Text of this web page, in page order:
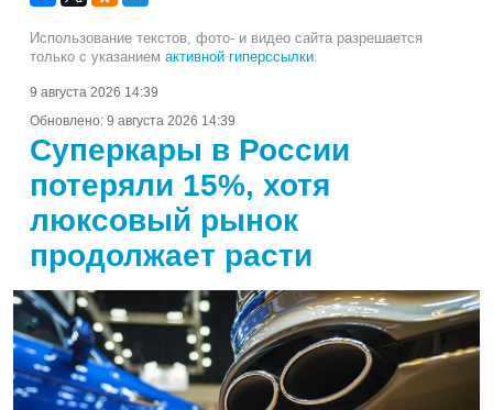
Использование текстов, фото- и видео сайта разрешается
только с указанием активной гиперссылки.
9 августа 2026 14:39
Обновлено: 9 августа 2026 14:39
Суперкары в России
потеряли 15%, хотя
люксовый рынок
продолжает расти